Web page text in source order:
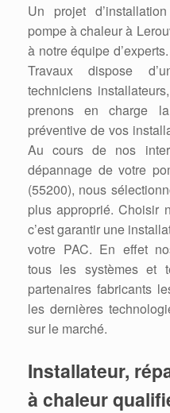
Un projet
pompe à chaleur à
à notre équipe
Travaux dispose
techniciens
prenons en charge
préventive de vos
Au cours de nos
dépannage de votre
(55200), nous
plus approprié. Choisir
c’est garantir une
votre PAC. En effet
tous les systèmes et
partenaires fabricants
les dernières
sur le marché.
Installateur,
à chaleur